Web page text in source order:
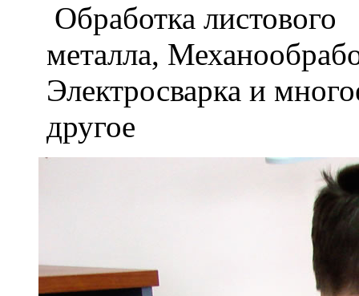
Обработка листового
металла,
Электросварка и
другое